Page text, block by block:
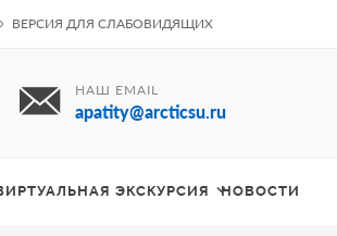
ВЕРСИЯ ДЛЯ СЛАБОВИДЯЩИХ
НАШ EMAIL
apatity@arcticsu.ru
ЭКСКУРСИЯ НОВОСТИ